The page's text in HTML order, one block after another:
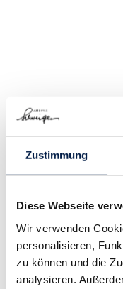
Zustimmung
Diese Webseite
Wir verwenden
personalisieren,
zu können und die
analysieren.